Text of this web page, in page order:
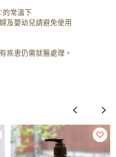
常溫下
及嬰幼兒請避免使用
疾患仍需就醫處理。